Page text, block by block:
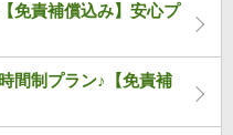
免責補償込み】安心プ
間制プラン♪【免責補